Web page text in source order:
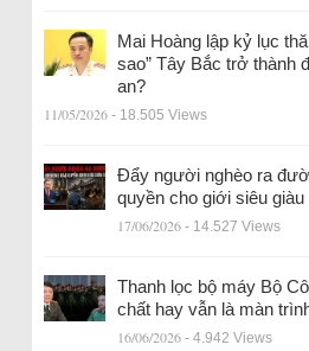
Mai Hoàng lập kỷ lục
sao” Tây Bắc trở thành
an?
11/05/2026 - 18.505 Views
Đẩy người nghèo ra
quyền cho giới siêu giàu
17/06/2026 - 14.527 Views
Thanh lọc bộ máy Bộ
chất hay vẫn là màn
16/06/2026 - 4.942 Views